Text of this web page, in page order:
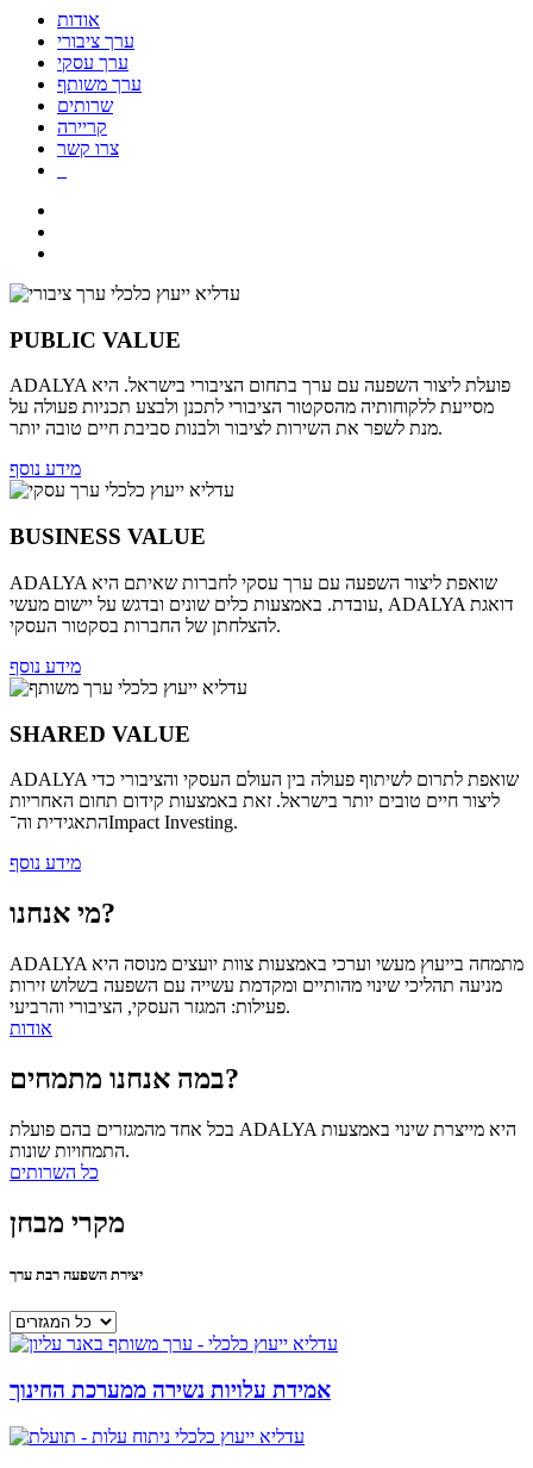
אודות
ערך ציבורי
ערך עסקי
ערך משותף
שרותים
קריירה
צרו קשר
PUBLIC VALUE
ADALYA פועלת ליצור השפעה עם ערך בתחום הציבורי בישראל. היא
מסייעת ללקוחותיה מהסקטור הציבורי לתכנן ולבצע תכניות פעולה על
מנת לשפר את השירות לציבור ולבנות סביבת חיים טובה יותר.
מידע נוסף
BUSINESS VALUE
ADALYA שואפת ליצור השפעה עם ערך עסקי לחברות שאיתם היא
עובדת. באמצעות כלים שונים ובדגש על יישום מעשי, ADALYA דואגת
להצלחתן של החברות בסקטור העסקי.
מידע נוסף
SHARED VALUE
ADALYA שואפת לתרום לשיתוף פעולה בין העולם העסקי והציבורי כדי
ליצור חיים טובים יותר בישראל. זאת באמצעות קידום תחום האחריות
התאגידית וה־Impact Investing.
מידע נוסף
מי אנחנו?
ADALYA מתמחה בייעוץ מעשי וערכי באמצעות צוות יועצים מנוסה היא
מניעה תהליכי שינוי מהותיים ומקדמת עשייה עם השפעה בשלוש זירות
פעילות: המגזר העסקי, הציבורי והרביעי.
אודות
במה אנחנו מתמחים?
בכל אחד מהמגזרים בהם פועלת ADALYA היא מייצרת שינוי באמצעות
התמחויות שונות.
כל השרותים
מקרי מבחן
יצירת השפעה רבת ערך
אמידת עלויות נשירה ממערכת החינוך